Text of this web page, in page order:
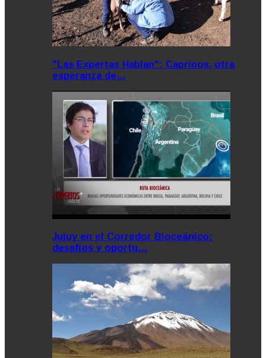
"Las Expertas Hablan": Caprinos, otra
esperanza de…
Jujuy en el Corredor Bioceánico:
desafíos y oportu…